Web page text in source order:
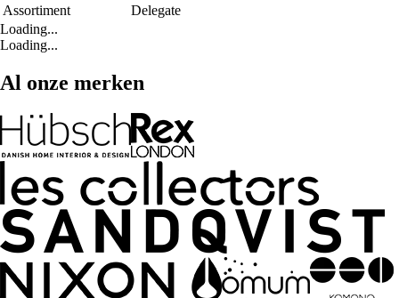
Assortiment
Delegate
Loading...
Loading...
Al onze merken